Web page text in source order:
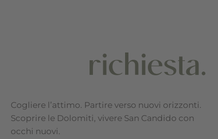
richiesta.
Cogliere l’attimo. Partire verso nuovi orizzonti.
Scoprire le Dolomiti, vivere San Candido con
occhi nuovi.